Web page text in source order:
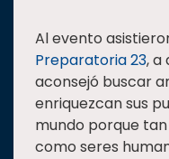
Al evento
Preparatoria 23, a
aconsejó buscar
enriquezcan sus
mundo porque
como seres